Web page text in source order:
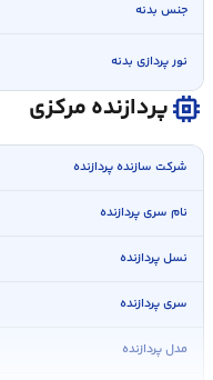
جنس بدنه
نور پردازی بدنه
memoryپردازنده مرکزی
شرکت سازنده پردازنده
نام سری پردازنده
نسل پردازنده
سری پردازنده
مدل پردازنده